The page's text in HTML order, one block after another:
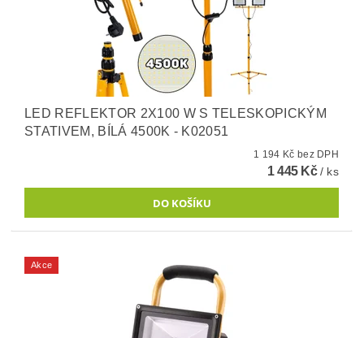
LED REFLEKTOR 2X100 W S TELESKOPICKÝM
STATIVEM, BÍLÁ 4500K - K02051
1 194 Kč bez DPH
1 445 Kč/ ks
Akce